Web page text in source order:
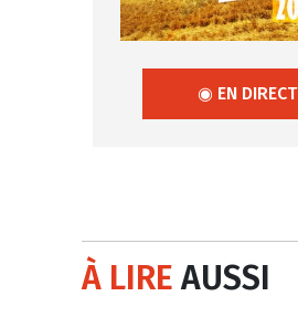
◉ EN DIRECT
À LIREAUSSI